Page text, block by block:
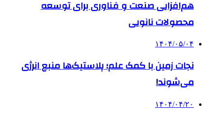
هم‌افزایی صنعت و فناوری برای توسعه
محصولات نانویی
۱۴۰۴/۰۵/۰۴
نجات زمین با کمک علم؛ پلاستیک‌ها منبع انرژی
می‌شوند!
۱۴۰۴/۰۴/۲۰